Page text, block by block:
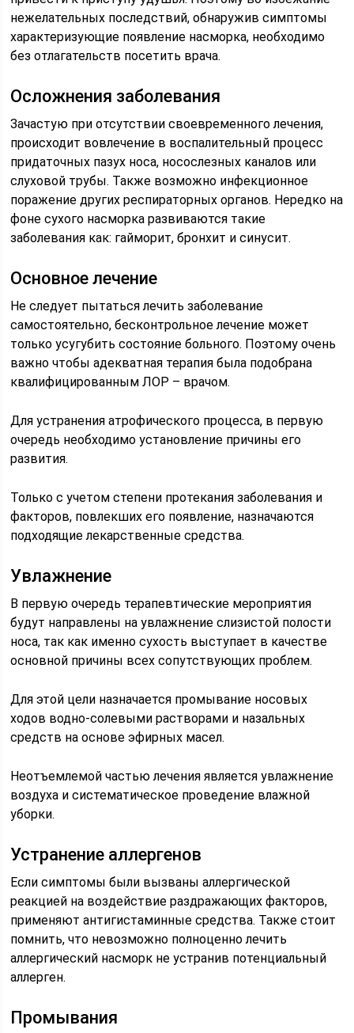
нежелательных последствий, обнаружив симптомы
характеризующие появление насморка, необходимо
без отлагательств посетить врача.
Осложнения заболевания
Зачастую при отсутствии своевременного лечения,
происходит вовлечение в воспалительный процесс
придаточных пазух носа, носослезных каналов или
слуховой трубы. Также возможно инфекционное
поражение других респираторных органов. Нередко на
фоне сухого насморка развиваются такие
заболевания как: гайморит, бронхит и синусит.
Основное лечение
Не следует пытаться лечить заболевание
самостоятельно, бесконтрольное лечение может
только усугубить состояние больного. Поэтому очень
важно чтобы адекватная терапия была подобрана
квалифицированным ЛОР – врачом.
Для устранения атрофического процесса, в первую
очередь необходимо установление причины его
развития.
Только с учетом степени протекания заболевания и
факторов, повлекших его появление, назначаются
подходящие лекарственные средства.
Увлажнение
В первую очередь терапевтические мероприятия
будут направлены на увлажнение слизистой полости
носа, так как именно сухость выступает в качестве
основной причины всех сопутствующих проблем.
Для этой цели назначается промывание носовых
ходов водно-солевыми растворами и назальных
средств на основе эфирных масел.
Неотъемлемой частью лечения является увлажнение
воздуха и систематическое проведение влажной
уборки.
Устранение аллергенов
Если симптомы были вызваны аллергической
реакцией на воздействие раздражающих факторов,
применяют антигистаминные средства. Также стоит
помнить, что невозможно полноценно лечить
аллергический насморк не устранив потенциальный
аллерген.
Промывания